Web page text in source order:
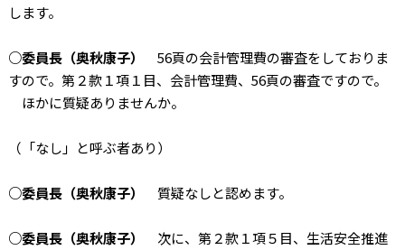
します。
○委員長（奥秋康子）
56頁の会計管理費の審査をしておりま
すので。第２款１項１目、会計管理費、56頁の審査ですので。
ほかに質疑ありませんか。
（「なし」と呼ぶ者あり）
○委員長（奥秋康子） 質疑なしと認めます。
○委員長（奥秋康子）
次に、第２款１項５目、生活安全推進